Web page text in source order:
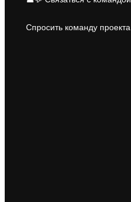
Спросить команду проекта